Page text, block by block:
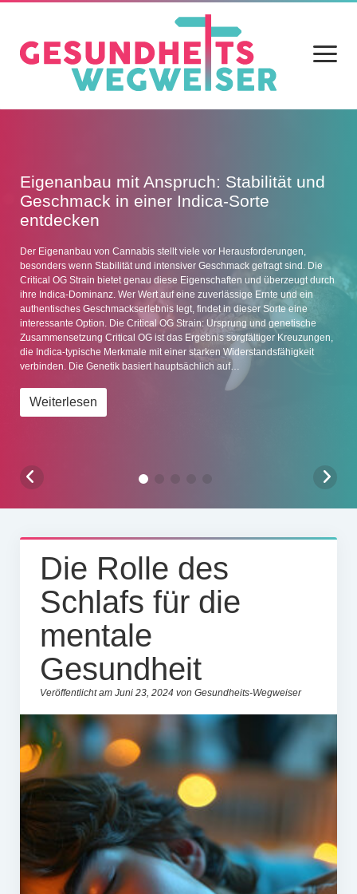
Menü
öffnen
Gesundheit
Alltag
Sport
Datenschutz
Impressum
Eigenanbau mit Anspruch: Stabilität und
Geschmack in einer Indica-Sorte
entdecken
Der Eigenanbau von Cannabis stellt viele vor Herausforderungen,
besonders wenn Stabilität und intensiver Geschmack gefragt sind. Die
Critical OG Strain bietet genau diese Eigenschaften und überzeugt durch
ihre Indica-Dominanz. Wer Wert auf eine zuverlässige Ernte und ein
authentisches Geschmackserlebnis legt, findet in dieser Sorte eine
interessante Option. Die Critical OG Strain: Ursprung und genetische
Zusammensetzung Critical OG ist das Ergebnis sorgfältiger Kreuzungen,
die Indica-typische Merkmale mit einer starken Widerstandsfähigkeit
verbinden. Die Genetik basiert hauptsächlich auf…
Weiterlesen
Die Rolle des
Schlafs für die
mentale
Gesundheit
Veröffentlicht am Juni 23, 2024 von Gesundheits-Wegweiser